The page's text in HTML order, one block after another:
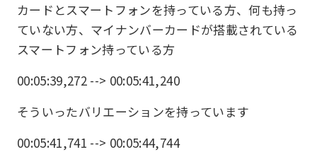
カードとスマートフォンを持っている方、何も持っ
ていない方、マイナンバーカードが搭載されている
スマートフォン持っている方
00:05:39,272 --> 00:05:41,240
そういったバリエーションを持っています
00:05:41,741 --> 00:05:44,744